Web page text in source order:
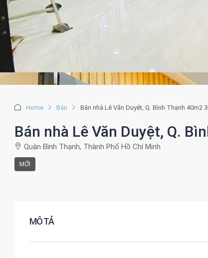
Home Bán Bán nhà Lê Văn Duyệt, Q. Bình Thạnh 40m2
Bán nhà Lê Văn Duyệt, Q.
Quận Bình Thạnh, Thành Phố Hồ Chí Minh
MỚI
MÔ TẢ